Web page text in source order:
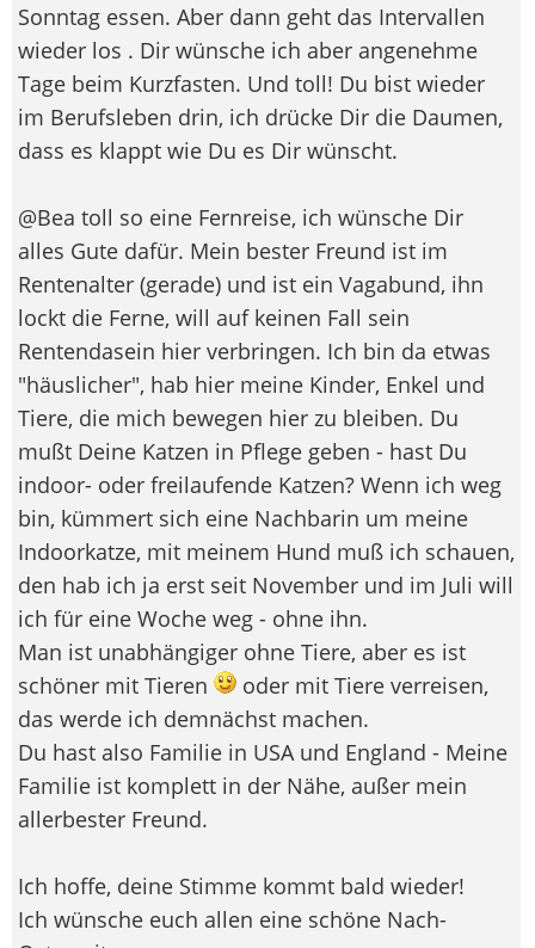
Sonntag essen. Aber dann geht das Intervallen
wieder los . Dir wünsche ich aber angenehme
Tage beim Kurzfasten. Und toll! Du bist wieder
im Berufsleben drin, ich drücke Dir die Daumen,
dass es klappt wie Du es Dir wünscht.
@Bea toll so eine Fernreise, ich wünsche Dir
alles Gute dafür. Mein bester Freund ist im
Rentenalter (gerade) und ist ein Vagabund, ihn
lockt die Ferne, will auf keinen Fall sein
Rentendasein hier verbringen. Ich bin da etwas
"häuslicher", hab hier meine Kinder, Enkel und
Tiere, die mich bewegen hier zu bleiben. Du
mußt Deine Katzen in Pflege geben - hast Du
indoor- oder freilaufende Katzen? Wenn ich weg
bin, kümmert sich eine Nachbarin um meine
Indoorkatze, mit meinem Hund muß ich schauen,
den hab ich ja erst seit November und im Juli will
ich für eine Woche weg - ohne ihn.
Man ist unabhängiger ohne Tiere, aber es ist
schöner mit Tieren
oder mit Tiere verreisen,
das werde ich demnächst machen.
Du hast also Familie in USA und England - Meine
Familie ist komplett in der Nähe, außer mein
allerbester Freund.
Ich hoffe, deine Stimme kommt bald wieder!
Ich wünsche euch allen eine schöne Nach-